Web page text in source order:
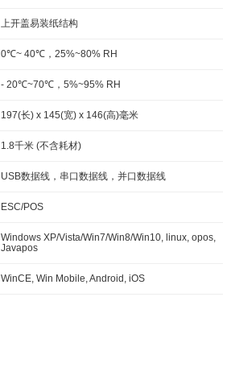
上开盖易装纸结构
0℃~ 40℃，25%~80% RH
- 20℃~70℃，5%~95% RH
197(长) x 145(宽) x 146(高)毫米
1.8千米 (不含耗材)
USB数据线，串口数据线，并口数据线
ESC/POS
Windows XP/Vista/Win7/Win8/Win10, linux, opos,
Javapos
WinCE, Win Mobile, Android, iOS